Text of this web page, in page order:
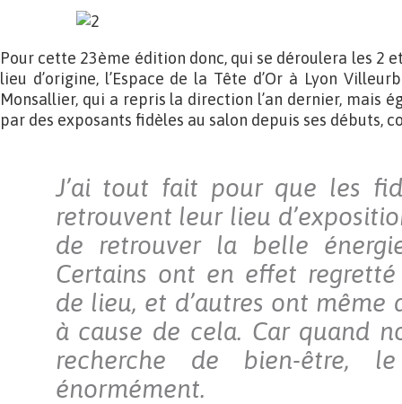
Pour cette 23ème édition donc, qui se déroulera les 2
lieu d’origine, l’Espace de la Tête d’Or à Lyon
Monsallier, qui a repris la direction l’an dernier, mais
par des exposants fidèles au salon depuis ses débuts,
J’ai tout fait pour que les
retrouvent leur lieu
de retrouver la belle
Certains ont en effet regretté
de lieu, et d’autres ont même
à cause de cela. Car quand
recherche de bien-être,
énormément.